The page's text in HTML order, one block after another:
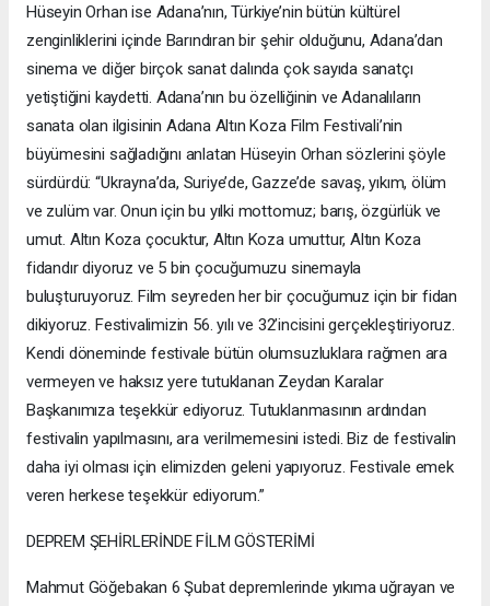
Hüseyin Orhan ise Adana’nın, Türkiye’nin bütün kültürel
zenginliklerini içinde Barındıran bir şehir olduğunu, Adana’dan
sinema ve diğer birçok sanat dalında çok sayıda sanatçı
yetiştiğini kaydetti. Adana’nın bu özelliğinin ve Adanalıların
sanata olan ilgisinin Adana Altın Koza Film Festivali’nin
büyümesini sağladığını anlatan Hüseyin Orhan sözlerini şöyle
sürdürdü: “Ukrayna’da, Suriye’de, Gazze’de savaş, yıkım, ölüm
ve zulüm var. Onun için bu yılki mottomuz; barış, özgürlük ve
umut. Altın Koza çocuktur, Altın Koza umuttur, Altın Koza
fidandır diyoruz ve 5 bin çocuğumuzu sinemayla
buluşturuyoruz. Film seyreden her bir çocuğumuz için bir fidan
dikiyoruz. Festivalimizin 56. yılı ve 32’incisini gerçekleştiriyoruz.
Kendi döneminde festivale bütün olumsuzluklara rağmen ara
vermeyen ve haksız yere tutuklanan Zeydan Karalar
Başkanımıza teşekkür ediyoruz. Tutuklanmasının ardından
festivalin yapılmasını, ara verilmemesini istedi. Biz de festivalin
daha iyi olması için elimizden geleni yapıyoruz. Festivale emek
veren herkese teşekkür ediyorum.”
DEPREM ŞEHİRLERİNDE FİLM GÖSTERİMİ
Mahmut Göğebakan 6 Şubat depremlerinde yıkıma uğrayan ve